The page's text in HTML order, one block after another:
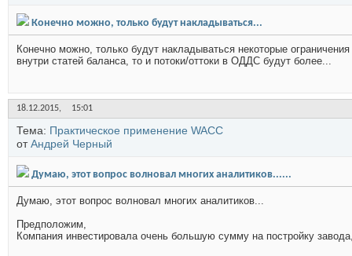
Конечно можно, только будут накладываться...
Конечно можно, только будут накладываться некоторые
внутри статей баланса, то и потоки/оттоки в ОДДС будут более...
18.12.2015, 15:01
Тема: Практическое применение WACC
отАндрей Черный
Думаю, этот вопрос волновал многих аналитиков......
Думаю, этот вопрос волновал многих аналитиков...
Предположим,
Компания инвестировала очень большую сумму на постройку